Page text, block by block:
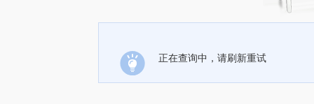
正在查询中，请刷新重试